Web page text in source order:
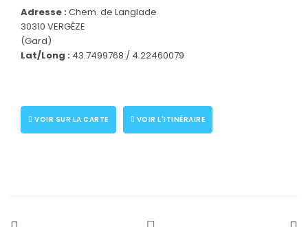
CONNECTEZ-VOUS
Adresse : Chem. de Langlade
30310 VERGÈZE
(Gard)
Lat/Long : 43.7499768 / 4.22460079
VOIR SUR LA CARTE VOIR L'ITINÉRAIRE